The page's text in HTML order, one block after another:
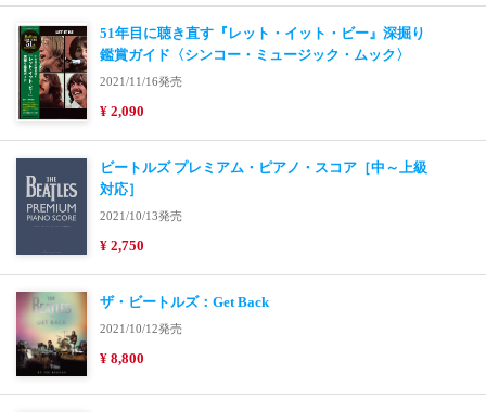
51年目に聴き直す『レット・イット・ビー』深掘り
鑑賞ガイド〈シンコー・ミュージック・ムック〉
2021/11/16発売
¥ 2,090
ビートルズ プレミアム・ピアノ・スコア［中～上級
対応］
2021/10/13発売
¥ 2,750
ザ・ビートルズ：Get Back
2021/10/12発売
¥ 8,800